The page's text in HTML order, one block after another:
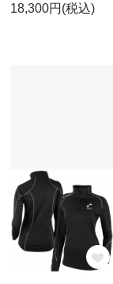
18,300円(税込)